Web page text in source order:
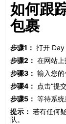
如何跟
包裹
步骤1： 打开 Day
步骤2： 在网站上
步骤3： 输入您的
步骤4：
点击“提
步骤5： 等待系统
提示： 若有任何
队。